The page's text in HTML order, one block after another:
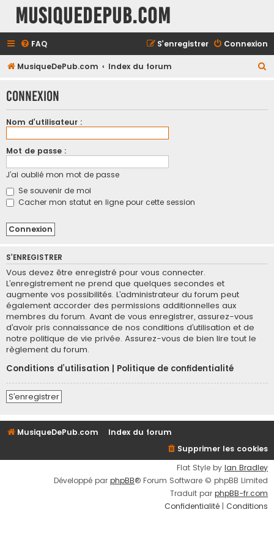
MusiqueDePub.com
FAQ Connexion
S’enregistrer
MusiqueDePub.com Index du forum
h
Connexion
Nom d’utilisateur :
Mot de passe :
J’ai oublié mon mot de passe
Se souvenir de moi
Cacher mon statut en ligne pour cette session
S’ENREGISTRER
Vous devez être enregistré pour vous connecter.
L’enregistrement ne prend que quelques secondes et
augmente vos possibilités. L’administrateur du forum peut
également accorder des permissions additionnelles aux
membres du forum. Avant de vous enregistrer, assurez-vous
d’avoir pris connaissance de nos conditions d’utilisation et de
notre politique de vie privée. Assurez-vous de bien lire tout le
règlement du forum.
Conditions d’utilisation
Politique de confidentialité
S’enregistrer
MusiqueDePub.com
Index du forum
Supprimer les cookies
Flat Style by Ian Bradley
Développé par phpBB® Forum Software © phpBB Limited
Traduit par phpBB-fr.com
Confidentialité | Conditions